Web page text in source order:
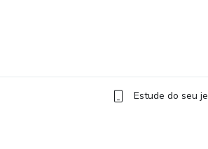
Estude do seu